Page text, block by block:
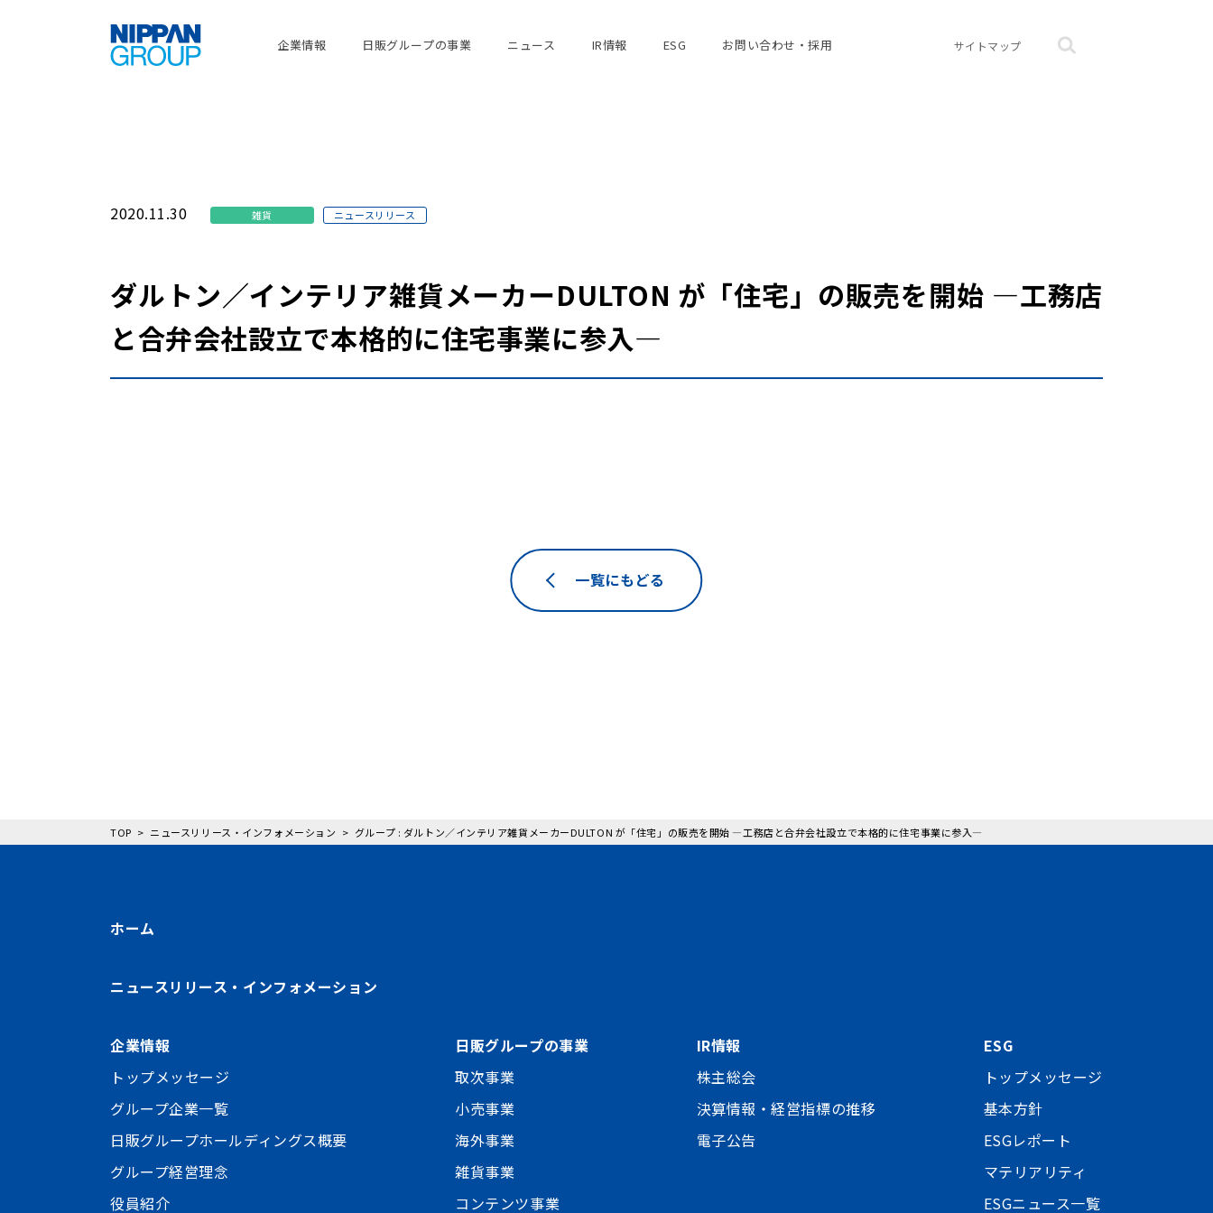
企業情報 日販グループの事業 ニュース IR情報 ESG お問い合わせ・採用 サイトマップ
2020.11.30 雑貨 ニュースリリース
ダルトン／インテリア雑貨メーカーDULTON が「住宅」の販売を開始 ―工務店
と合弁会社設立で本格的に住宅事業に参入―
一覧にもどる
TOP ニュースリリース・インフォメーション グループ : ダルトン／インテリア雑貨メーカーDULTON が「住宅」の販売を開始 ―工務店と合弁会社設立で本格的に住宅事業に参入―
ホーム
ニュースリリース・インフォメーション
企業情報
トップメッセージ
グループ企業一覧
日販グループホールディングス概要
グループ経営理念
役員紹介
日販グループの事業
取次事業
小売事業
海外事業
雑貨事業
コンテンツ事業
IR情報
株主総会
決算情報・経営指標の推移
電子公告
ESG
トップメッセージ
基本方針
ESGレポート
マテリアリティ
ESGニュース一覧